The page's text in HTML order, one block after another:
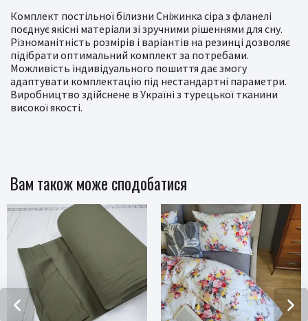
Комплект постільної білизни Сніжинка сіра з фланелі
поєднує якісні матеріали зі зручними рішеннями для сну.
Різноманітність розмірів і варіантів на резинці дозволяє
підібрати оптимальний комплект за потребами.
Можливість індивідуального пошиття дає змогу
адаптувати комплектацію під нестандартні параметри.
Виробництво здійснене в Україні з турецької тканини
високої якості.
Вам також може сподобатися